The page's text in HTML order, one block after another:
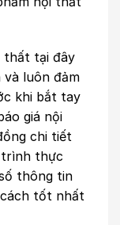
thất tại đây
và luôn đảm
khi bắt tay
giá nội
chi tiết
thực
thông tin
tốt nhất